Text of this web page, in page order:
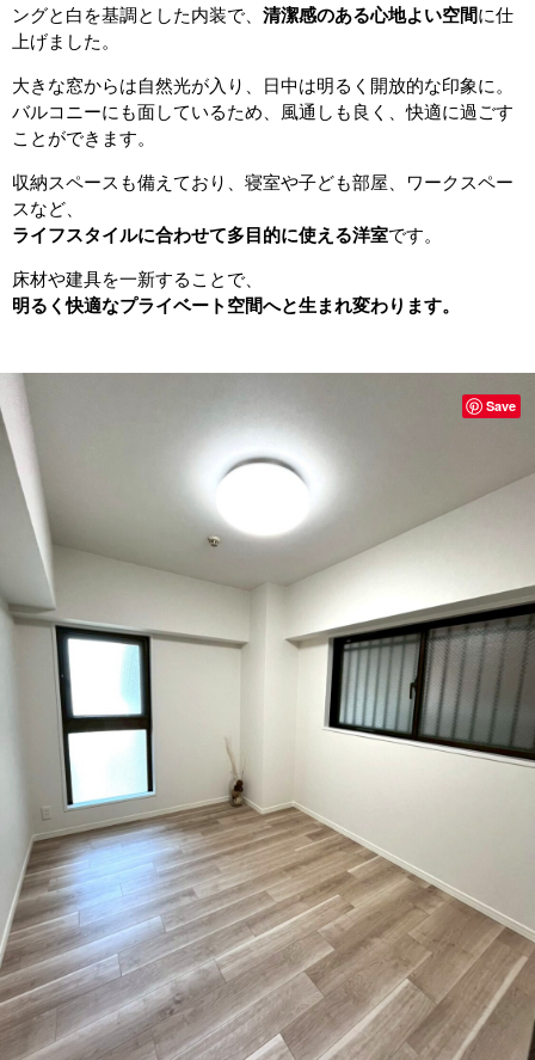
ングと白を基調とした内装で、 清潔感のある心地よい空間に仕
上げました。
大きな窓からは自然光が入り、日中は明るく開放的な印象に。
バルコニーにも面しているため、風通しも良く、快適に過ごす
ことができます。
収納スペースも備えており、寝室や子ども部屋、ワークスペー
スなど、
ライフスタイルに合わせて多目的に使える洋室です。
床材や建具を一新することで、
明るく快適なプライベート空間へと生まれ変わります。
Save